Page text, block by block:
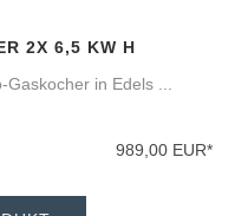
2X 6,5 KW H
in Edels ...
989,00 EUR*